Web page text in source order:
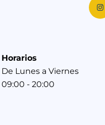
Horarios
De Lunes a Viernes
09:00 - 20:00